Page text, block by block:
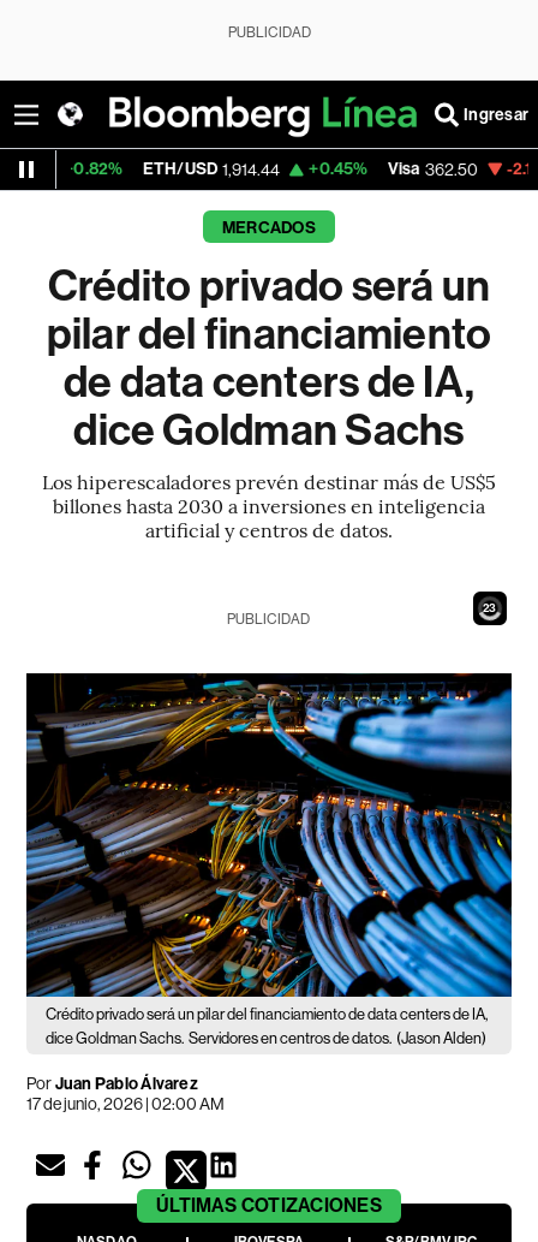
PUBLICIDAD
Ingresar
ETH/USD 1,914.44 +0.45% Visa 362.50 -2.15%
MERCADOS
Crédito privado será un
pilar del financiamiento
de data centers de IA,
dice Goldman Sachs
Los hiperescaladores prevén destinar más de US$5
billones hasta 2030 a inversiones en inteligencia
artificial y centros de datos.
21
PUBLICIDAD
Crédito privado será un pilar del financiamiento de data centers de IA,
dice Goldman Sachs. Servidores en centros de datos. (Jason Alden)
PorJuan Pablo Álvarez
17 de junio, 2026 | 02:00 AM
ÚLTIMAS COTIZACIONES